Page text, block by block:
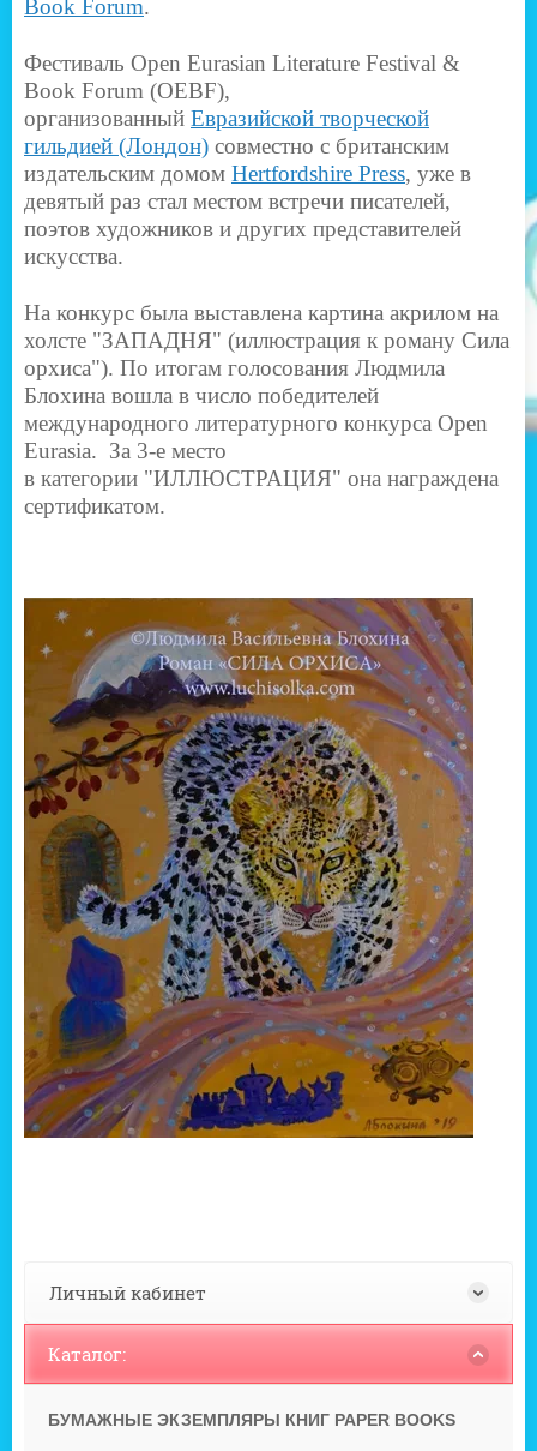
Book Forum.
Фестиваль Open Eurasian Literature Festival &
Book Forum (OEBF),
организованный Евразийской творческой
гильдией (Лондон) совместно с британским
издательским домом Hertfordshire Press, уже в
девятый раз стал местом встречи писателей,
поэтов художников и других представителей
искусства.
На конкурс была выставлена картина акрилом на
холсте "ЗАПАДНЯ" (иллюстрация к роману Сила
орхиса"). По итогам голосования Людмила
Блохина вошла в число победителей
международного литературного конкурса Open
Eurasia. За 3-е место
в категории "ИЛЛЮСТРАЦИЯ" она награждена
сертификатом.
Личный кабинет
Каталог:
БУМАЖНЫЕ ЭКЗЕМПЛЯРЫ КНИГ PAPER BOOKS